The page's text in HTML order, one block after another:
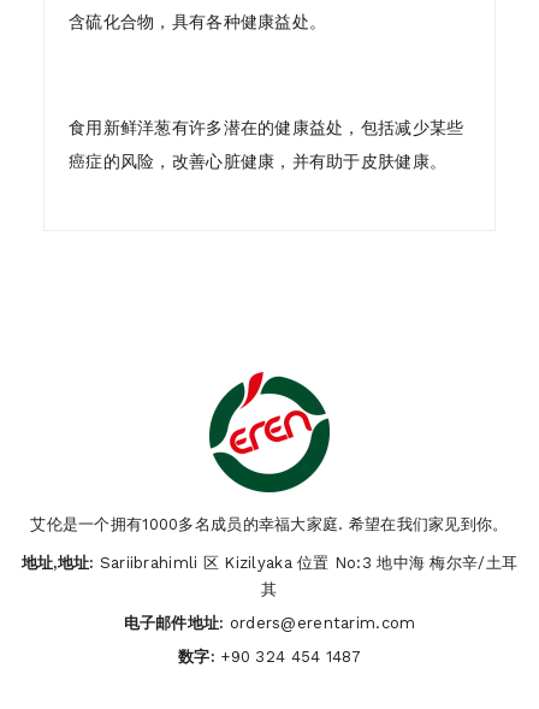
含硫化合物，具有各种健康益处。
食用新鲜洋葱有许多潜在的健康益处，包括减少某些
癌症的风险，改善心脏健康，并有助于皮肤健康。
艾伦是一个拥有1000多名成员的幸福大家庭. 希望在我们家见到你。
地址,地址: Sariibrahimli 区 Kizilyaka 位置 No:3 地中海 梅尔辛/土耳
其
电子邮件地址: orders@erentarim.com
数字: +90 324 454 1487